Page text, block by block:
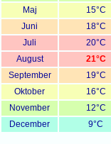
Maj
15°C
Juni
18°C
Juli
20°C
August
21°C
September
19°C
Oktober
16°C
November
12°C
December
9°C